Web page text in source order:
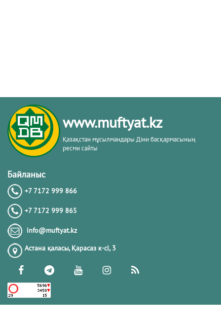
www.muftyat.kz
Қазақстан мұсылмандары Діни басқармасының
ресми сайты
Байланыс
+7 7172 999 866
+7 7172 999 865
info@muftyat.kz
Астана қаласы, Қарасаз к-сi, 3